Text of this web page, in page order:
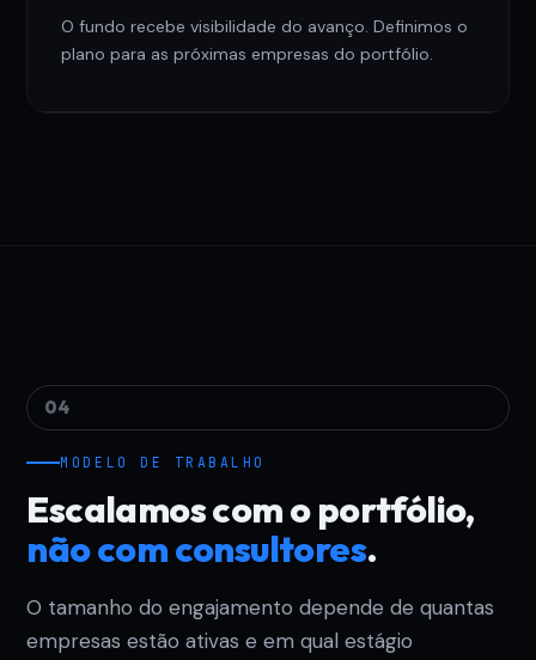
O fundo recebe visibilidade do avanço. Definimos o
plano para as próximas empresas do portfólio.
04
MODELO DE TRABALHO
Escalamos com o portfólio,
não com consultores.
O tamanho do engajamento depende de quantas
empresas estão ativas e em qual estágio